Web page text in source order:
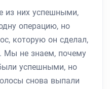
из них успешными,
операцию, но
которую он сделал,
Мы не знаем, почему
успешными, но
снова выпали